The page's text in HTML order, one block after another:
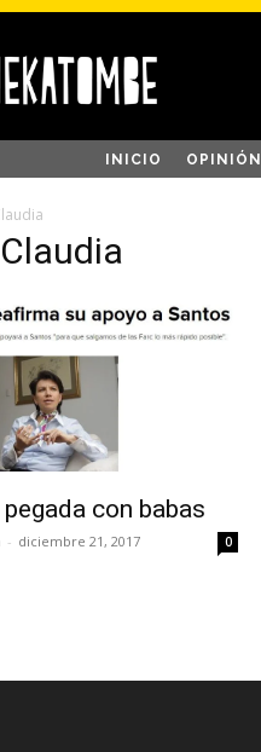
INICIO OPINIÓN
con babas
- diciembre 21, 2017 0